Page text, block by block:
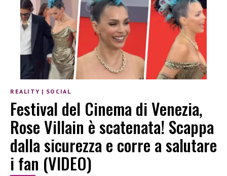
REALITY | SOCIAL
Festival del Cinema di Venezia,
Rose Villain è scatenata! Scappa
dalla sicurezza e corre a salutare
i fan (VIDEO)